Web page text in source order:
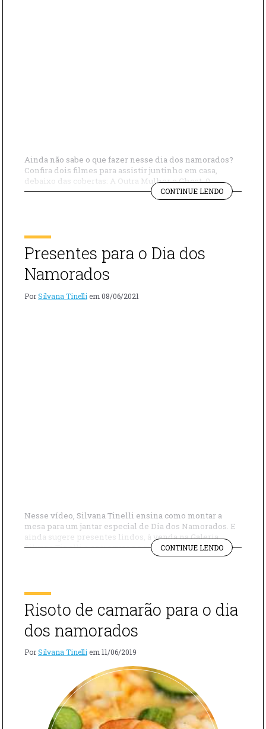
Ainda não sabe o que fazer nesse dia dos namorados?
Confira dois filmes para assistir juntinho em casa,
debaixo das cobertas: A Outra Mulher e Ghost. 0
CONTINUE LENDO"FILMES
PARA
Presentes para o Dia dos
Namorados
PorSilvana Tinelli em 08/06/2021
Nesse vídeo, Silvana Tinelli ensina como montar a
mesa para um jantar especial de Dia dos Namorados. E
ainda sugere presentes lindos, à venda na Galeria
Silvana Tinelli e entregues no mesmo dia, para quem
deixou para a comprar na última hora! E para o jantar
CONTINUE LENDO
PARA
Risoto de camarão para o dia
dos namorados
PorSilvana Tinelli em 11/06/2019